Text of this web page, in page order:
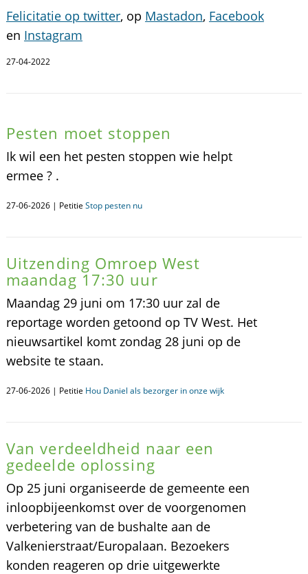
Felicitatie op twitter, op Mastadon, Facebook
en Instagram
27-04-2022
Pesten moet stoppen
Ik wil een het pesten stoppen wie helpt
ermee ? .
27-06-2026 | Petitie Stop pesten nu
Uitzending Omroep West
maandag 17:30 uur
Maandag 29 juni om 17:30 uur zal de
reportage worden getoond op TV West. Het
nieuwsartikel komt zondag 28 juni op de
website te staan.
27-06-2026 | Petitie Hou Daniel als bezorger in onze wijk
Van verdeeldheid naar een
gedeelde oplossing
Op 25 juni organiseerde de gemeente een
inloopbijeenkomst over de voorgenomen
verbetering van de bushalte aan de
Valkenierstraat/Europalaan. Bezoekers
konden reageren op drie uitgewerkte